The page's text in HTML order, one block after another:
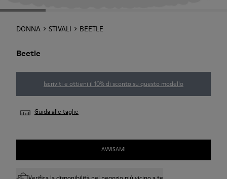
DONNA STIVALI BEETLE
Beetle
Iscriviti e ottieni il 10% di sconto su questo modello
Guida alle taglie
AVVISAMI